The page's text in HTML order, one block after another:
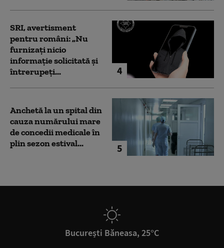
4
SRI, avertisment
pentru români: „Nu
furnizați nicio
informație solicitată și
întrerupeți...
5
Anchetă la un spital din
cauza numărului mare
de concedii medicale în
plin sezon estival...
București Băneasa, 25°C